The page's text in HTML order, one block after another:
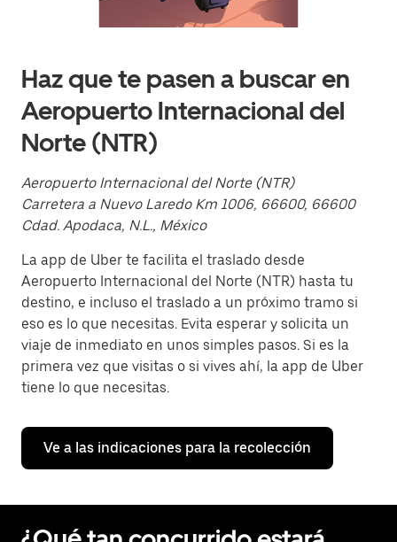
cerrar
el
calendario.
Haz que te pasen a buscar en
Aeropuerto Internacional del
Norte (NTR)
Aeropuerto Internacional del Norte (NTR)
Carretera a Nuevo Laredo Km 1006, 66600, 66600
Cdad. Apodaca, N.L., México
La app de Uber te facilita el traslado desde
Aeropuerto Internacional del Norte (NTR) hasta tu
destino, e incluso el traslado a un próximo tramo si
eso es lo que necesitas. Evita esperar y solicita un
viaje de inmediato en unos simples pasos. Si es la
primera vez que visitas o si vives ahí, la app de Uber
tiene lo que necesitas.
Ve a las indicaciones para la recolección